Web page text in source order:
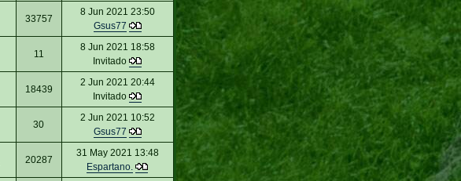
33757
8 Jun 2021 23:50
Gsus77
11
8 Jun 2021 18:58
Invitado
18439
2 Jun 2021 20:44
Invitado
30
2 Jun 2021 10:52
Gsus77
20287
31 May 2021 13:48
Espartano.